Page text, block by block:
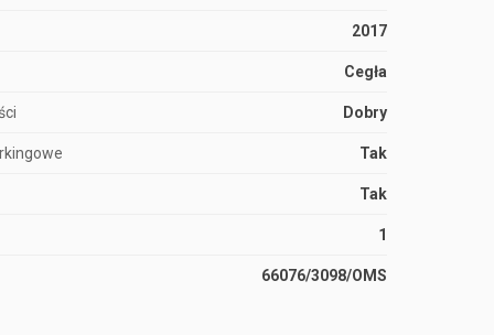
2017
Cegła
Dobry
Tak
Tak
1
66076/3098/OMS